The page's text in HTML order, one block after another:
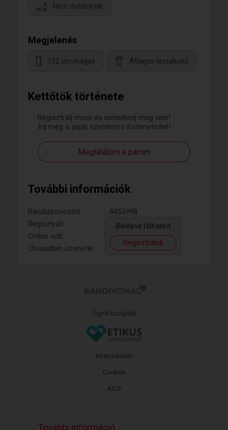
Kettőtök története
Regisztrálj most és ismerkedj meg vele!
Írd meg a saját szerelmes történetedet!
Megtalálom a párom
További információk
Randiazonosító:
4453998
Regisztrált:
Online volt:
Olvasatlan üzenetei:
Belépve láthatod
Regisztrálok
Nem dohányzik
Megjelenés
152 cm magas Átlagos testalkatú
Ügyfélszolgálat
ÁSZF
Adatvédelem
Cookiek
További információ